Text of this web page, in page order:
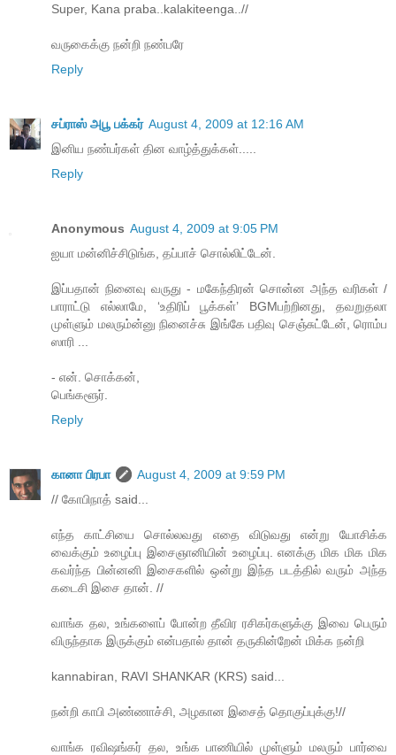
Super, Kana praba..kalakiteenga..//
வருகைக்கு நன்றி நண்பரே
Reply
சப்ராஸ் அபூ பக்கர் August 4, 2009 at 12:16 AM
இனிய நண்பர்கள் தின வாழ்த்துக்கள்.....
Reply
Anonymous August 4, 2009 at 9:05 PM
ஐயா மன்னிச்சிடுங்க, தப்பாச் சொல்லிட்டேன்.
இப்பதான் நினைவு வருது - மகேந்திரன் சொன்ன அந்த வரிகள் /
பாராட்டு எல்லாமே, ‘உதிரிப் பூக்கள்’ BGMபற்றினது, தவறுதலா
முள்ளும் மலரும்ன்னு நினைச்சு இங்கே பதிவு செஞ்சுட்டேன், ரொம்ப
ஸாரி ...
- என். சொக்கன்,
பெங்களூர்.
Reply
கானா பிரபா
August 4, 2009 at 9:59 PM
// கோபிநாத் said...
எந்த காட்சியை சொல்லவது எதை விடுவது என்று யோசிக்க
வைக்கும் உழைப்பு இசைஞானியின் உழைப்பு. எனக்கு மிக மிக மிக
கவர்ந்த பின்னனி இசைகளில் ஒன்று இந்த படத்தில் வரும் அந்த
கடைசி இசை தான். //
வாங்க தல, உங்களைப் போன்ற தீவிர ரசிகர்களுக்கு இவை பெரும்
விருந்தாக இருக்கும் என்பதால் தான் தருகின்றேன் மிக்க நன்றி
kannabiran, RAVI SHANKAR (KRS) said...
நன்றி காபி அண்ணாச்சி, அழகான இசைத் தொகுப்புக்கு!//
வாங்க ரவிஷங்கர் தல, உங்க பாணியில் முள்ளும் மலரும் பார்வை